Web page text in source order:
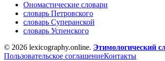
Ономастические словари
словарь Петровского
словарь Суперанской
словарь Успенского
© 2026 lexicography.online. Этимологический
Пользовательское соглашениеКонтакты